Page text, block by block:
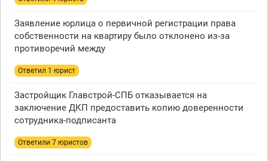
Заявление юрлица о первичной регистрации права
собственности на квартиру было отклонено из-за
противоречий между
Ответил 1 юрист
Застройщик Главстрой-СПБ отказывается на
заключение ДКП предоставить копию доверенности
сотрудника-подписанта
Ответили 7 юристов